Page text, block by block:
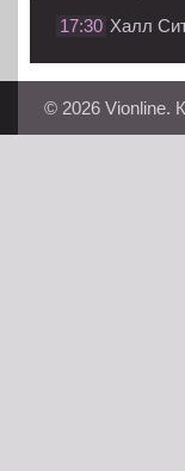
17:30 Халл
© 2026 Vionline.